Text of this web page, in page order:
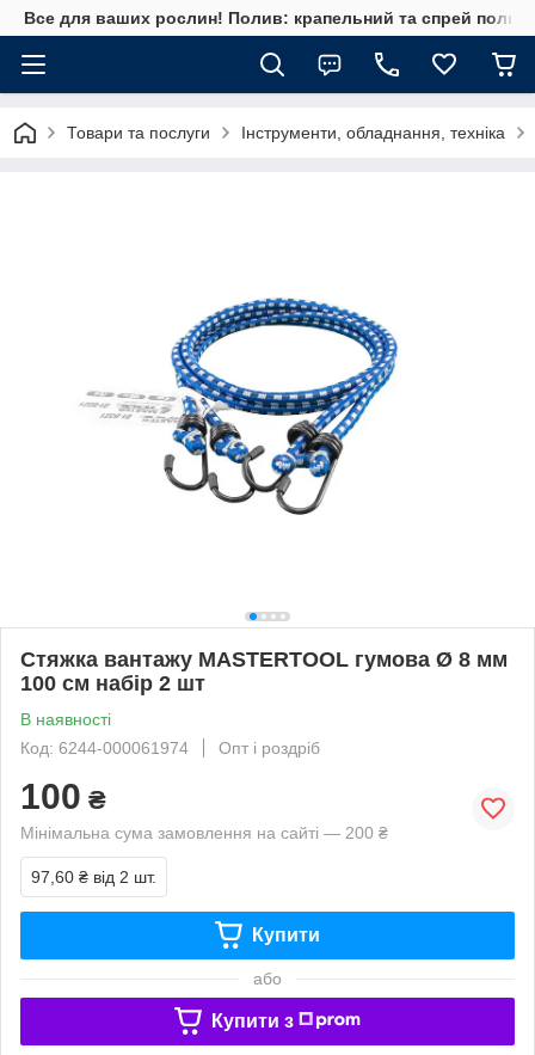
Все для ваших рослин! Полив: крапельний та спрей полив,
Товари та послуги Інструменти, обладнання, техніка
Стяжка вантажу MASTERTOOL гумова Ø 8 мм
100 см набір 2 шт
В наявності
Код: 6244-000061974
Опт і роздріб
100 ₴
Мінімальна сума замовлення на сайті — 200 ₴
97,60 ₴ від 2 шт.
Купити
або
Купити з